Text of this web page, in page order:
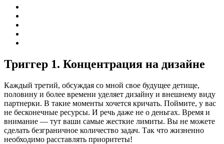
Триггер 1. Концентрация на дизайне
Каждый третий, обсуждая со мной свое будущее детище,
половину и более времени уделяет дизайну и внешнему виду
партнерки. В такие моменты хочется кричать. Поймите, у вас
не бесконечные ресурсы. И речь даже не о деньгах. Время и
внимание — тут ваши самые жесткие лимиты. Вы не можете
сделать безграничное количество задач. Так что жизненно
необходимо расставлять приоритеты!